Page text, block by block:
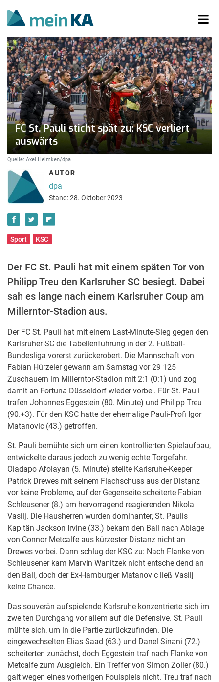
FC St. Pauli sticht spät zu: KSC verliert
auswärts
Quelle: Axel Heimken/dpa
AUTOR
dpa
Stand: 28. Oktober 2023
Sport KSC
Der FC St. Pauli hat mit einem späten Tor von
Philipp Treu den Karlsruher SC besiegt. Dabei
sah es lange nach einem Karlsruher Coup am
Millerntor-Stadion aus.
Der FC St. Pauli hat mit einem Last-Minute-Sieg gegen den
Karlsruher SC die Tabellenführung in der 2. Fußball-
Bundesliga vorerst zurückerobert. Die Mannschaft von
Fabian Hürzeler gewann am Samstag vor 29 125
Zuschauern im Millerntor-Stadion mit 2:1 (0:1) und zog
damit an Fortuna Düsseldorf wieder vorbei. Für St. Pauli
trafen Johannes Eggestein (80. Minute) und Philipp Treu
(90.+3). Für den KSC hatte der ehemalige Pauli-Profi Igor
Matanovic (43.) getroffen.
St. Pauli bemühte sich um einen kontrollierten Spielaufbau,
entwickelte daraus jedoch zu wenig echte Torgefahr.
Oladapo Afolayan (5. Minute) stellte Karlsruhe-Keeper
Patrick Drewes mit seinem Flachschuss aus der Distanz
vor keine Probleme, auf der Gegenseite scheiterte Fabian
Schleusener (8.) am hervorragend reagierenden Nikola
Vasilj. Die Hausherren wurden dominanter, St. Paulis
Kapitän Jackson Irvine (33.) bekam den Ball nach Ablage
von Connor Metcalfe aus kürzester Distanz nicht an
Drewes vorbei. Dann schlug der KSC zu: Nach Flanke von
Schleusener kam Marvin Wanitzek nicht entscheidend an
den Ball, doch der Ex-Hamburger Matanovic ließ Vasilj
keine Chance.
Das souverän aufspielende Karlsruhe konzentrierte sich im
zweiten Durchgang vor allem auf die Defensive. St. Pauli
mühte sich, um in die Partie zurückzufinden. Die
eingewechselten Elias Saad (63.) und Danel Sinani (72.)
scheiterten zunächst, doch Eggestein traf nach Flanke von
Metcalfe zum Ausgleich. Ein Treffer von Simon Zoller (80.)
galt wegen eines vorherigen Foulspiels nicht. Treu traf nach